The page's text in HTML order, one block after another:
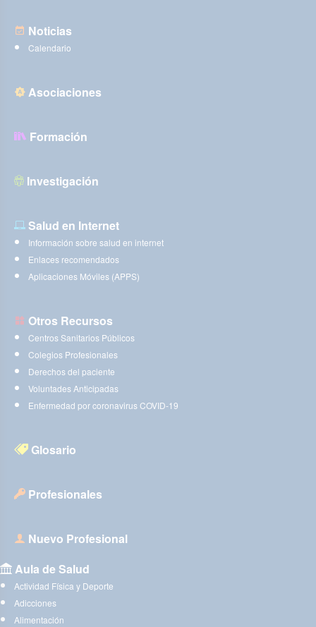
Noticias
Calendario
Asociaciones
Formación
Investigación
Salud en Internet
Información sobre salud en internet
Enlaces recomendados
Aplicaciones Móviles (APPS)
Otros Recursos
Centros Sanitarios Públicos
Colegios Profesionales
Derechos del paciente
Voluntades Anticipadas
Enfermedad por coronavirus COVID-19
Glosario
Profesionales
Nuevo Profesional
Aula de Salud
Actividad Física y Deporte
Adicciones
Alimentación